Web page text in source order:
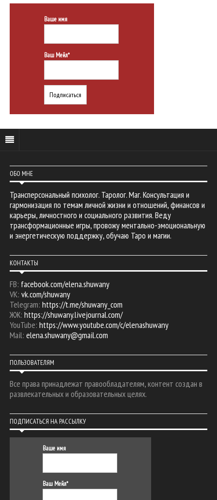
Ваше имя
Ваш Мейл*
ОБО МНЕ
Трансперсональный психолог. Таролог. Маг. Консультация и
гармонизация по темам личной жизни и отношений, финансов и
карьеры, личностного и социального развития. Веду
трансформационные игры, провожу ментально-эмоциональную
и энергетическую поддержку, обучаю Таро и магии.
КОНТАКТЫ
FB: facebook.com/elena.shuwany
VK: vk.com/shuwany
Telegram: https://t.me/shuwany_com
ЖЖ: https://shuwany.livejournal.com/
YouTube: https://www.youtube.com/c/elenashuwany
Mail: elena.shuwany@gmail.com
ПОЛЬЗОВАТЕЛЯМ
Все права принадлежат правообладателям, контент создан в
развлекательных и образовательных целях.
ПОДПИСАТЬСЯ НА РАССЫЛКУ
Ваше имя
Ваш Мейл*